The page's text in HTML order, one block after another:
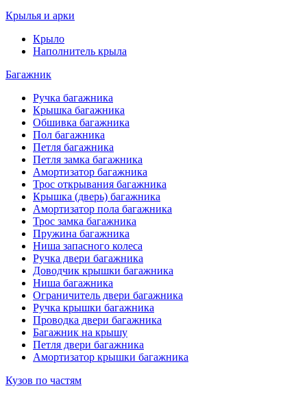
Крылья и арки
Крыло
Наполнитель крыла
Багажник
Ручка багажника
Крышка багажника
Обшивка багажника
Пол багажника
Петля багажника
Петля замка багажника
Амортизатор багажника
Трос открывания багажника
Крышка (дверь) багажника
Амортизатор пола багажника
Трос замка багажника
Пружина багажника
Ниша запасного колеса
Ручка двери багажника
Доводчик крышки багажника
Ниша багажника
Ограничитель двери багажника
Ручка крышки багажника
Проводка двери багажника
Багажник на крышу
Петля двери багажника
Амортизатор крышки багажника
Кузов по частям